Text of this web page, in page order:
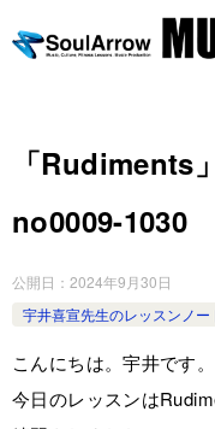
「Rudiments
no0009-1030
公開日： 2024年9月30日
宇井喜宣先生のレッスンノー
こんにちは。宇井です。
今日のレッスンは